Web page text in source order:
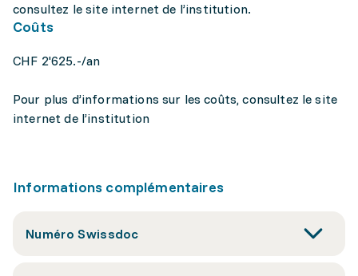
consultez le site internet de l’institution.
Coûts
CHF 2'625.-/an
Pour plus d’informations sur les coûts, consultez le site
internet de l’institution
Informations complémentaires
Numéro Swissdoc